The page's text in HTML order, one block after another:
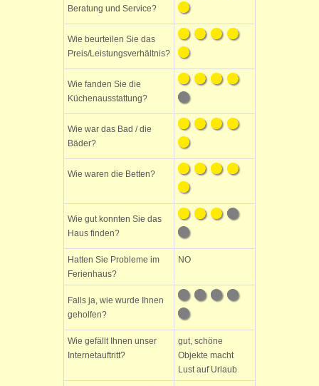
Beratung und Service?
Wie beurteilen Sie das
Preis/Leistungsverhältnis?
Wie fanden Sie die
Küchenausstattung?
Wie war das Bad / die
Bäder?
Wie waren die Betten?
Wie gut konnten Sie das
Haus finden?
Hatten Sie Probleme im
Ferienhaus?
NO
Falls ja, wie wurde Ihnen
geholfen?
Wie gefällt Ihnen unser
Internetauftritt?
gut, schöne
Objekte macht
Lust auf Urlaub